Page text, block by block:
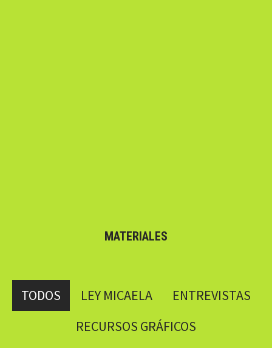
MATERIALES
TODOS LEY MICAELA
ENTREVISTAS
RECURSOS GRÁFICOS